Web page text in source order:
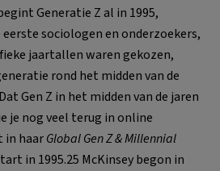
Generatie Z al in 1995,
sociologen en onderzoekers,
jaartallen waren gekozen,
rond het midden van de
Gen Z in het midden van de jaren
je nog veel terug in online
in haarGlobal Gen Z & Millennial
in 1995.25 McKinsey begon in